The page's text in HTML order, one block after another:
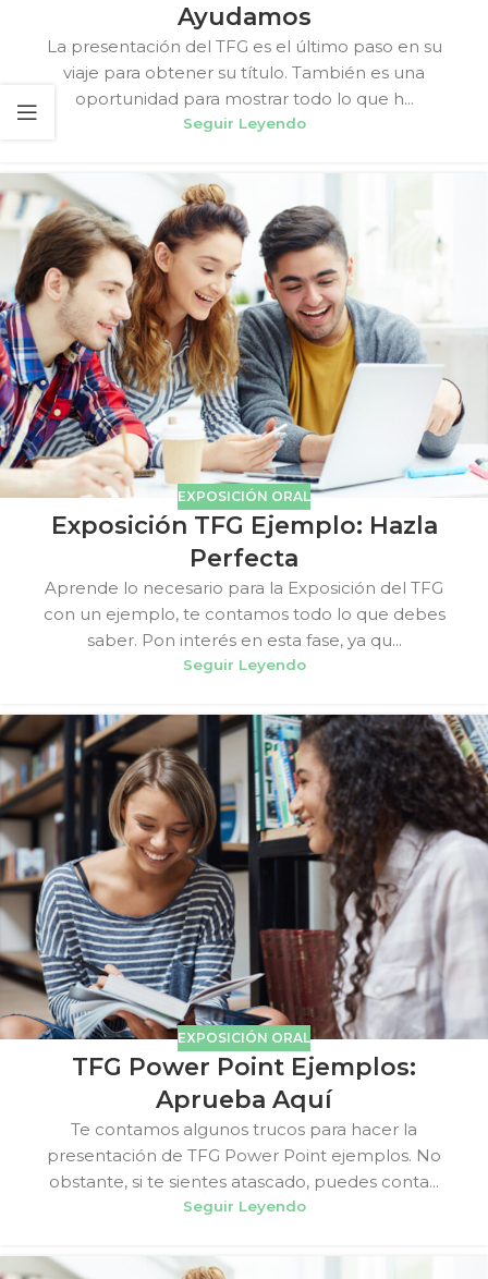
Ayudamos
La presentación del TFG es el último paso en su
viaje para obtener su título. También es una
oportunidad para mostrar todo lo que h...
Seguir Leyendo
EXPOSICIÓN ORAL
Exposición TFG Ejemplo: Hazla
Perfecta
Aprende lo necesario para la Exposición del TFG
con un ejemplo, te contamos todo lo que debes
saber. Pon interés en esta fase, ya qu...
Seguir Leyendo
EXPOSICIÓN ORAL
TFG Power Point Ejemplos:
Aprueba Aquí
Te contamos algunos trucos para hacer la
presentación de TFG Power Point ejemplos. No
obstante, si te sientes atascado, puedes conta...
Seguir Leyendo